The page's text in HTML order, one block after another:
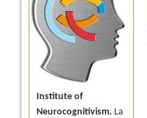
Institute of
Neurocognitivism. La